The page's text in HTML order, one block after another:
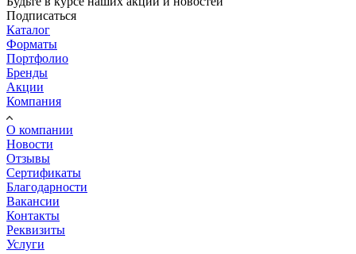
Подписаться
Каталог
Форматы
Портфолио
Бренды
Акции
Компания
О компании
Новости
Отзывы
Сертификаты
Благодарности
Вакансии
Контакты
Реквизиты
Услуги